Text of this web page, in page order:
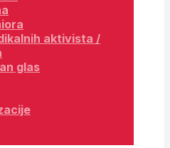
aktivista /
glas